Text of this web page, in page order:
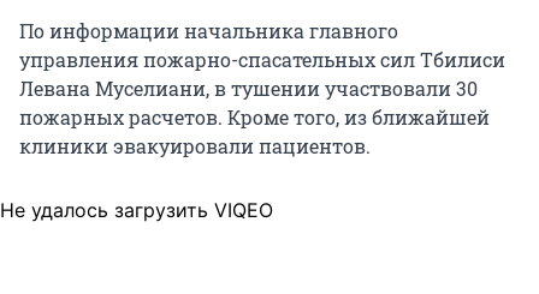
По информации начальника главного
управления пожарно-спасательных сил Тбилиси
Левана Муселиани, в тушении участвовали 30
пожарных расчетов. Кроме того, из ближайшей
клиники эвакуировали пациентов.
Не удалось загрузить VIQEO